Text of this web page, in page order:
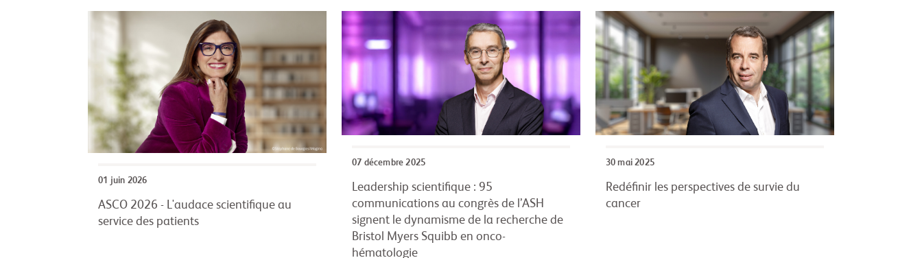
01 juin 2026
ASCO 2026 - L'audace scientifique au
service des patients
07 décembre 2025
Leadership scientifique : 95
communications au congrès de l’ASH
signent le dynamisme de la recherche de
Bristol Myers Squibb en onco-
hématologie
30 mai 2025
Redéfinir les perspectives de survie du
cancer